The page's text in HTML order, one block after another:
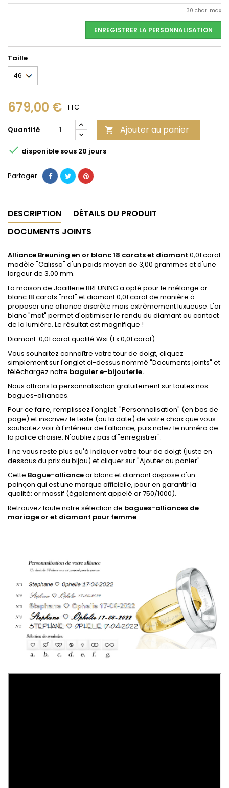
30 char. max
ENREGISTRER LA PERSONNALISATION
Taille
679,00 € TTC
Quantité  Ajouter au panier
 disponible sous 20 jours
Partager
DESCRIPTION
DÉTAILS DU PRODUIT
DOCUMENTS JOINTS
Alliance Breuning en or blanc 18 carats et diamant 0,01 carat
modèle "Calissa" d'un poids moyen de 3,00 grammes et d'une
largeur de 3,00 mm.
La maison de Joaillerie BREUNING a opté pour le mélange or
blanc 18 carats "mat" et diamant 0,01 carat de manière à
proposer une alliance discrète mais extrêmement luxueuse. L'or
blanc "mat" permet d'optimiser le rendu du diamant au contact
de la lumière. Le résultat est magnifique !
Diamant: 0,01 carat qualité Wsi (1 x 0,01 carat)
Vous souhaitez connaître votre tour de doigt, cliquez
simplement sur l'onglet ci-dessus nommé "Documents joints" et
téléchargez notre baguier e-bijouterie.
Nous offrons la personnalisation gratuitement sur toutes nos
bagues-alliances.
Pour ce faire, remplissez l'onglet: "Personnalisation" (en bas de
page) et inscrivez le texte (ou la date) de votre choix que vous
souhaitez voir à l'intérieur de l'alliance, puis notez le numéro de
la police choisie. N'oubliez pas d'"enregistrer".
Il ne vous reste plus qu'à indiquer votre tour de doigt (juste en
dessous du prix du bijou) et cliquer sur "Ajouter au panier".
Cette Bague-allianceor blanc et diamant dispose d'un
poinçon qui est une marque officielle, pour en garantir la
qualité: or massif (également appelé or 750/1000).
Retrouvez toute notre sélection de bagues-alliances de
mariage or et diamant pour femme.